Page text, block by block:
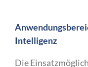
Intelligenz
Die